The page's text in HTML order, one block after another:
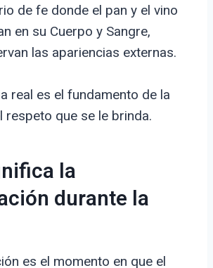
de fe donde el pan y el vino
en su Cuerpo y Sangre,
las apariencias externas.
real es el fundamento de la
respeto que se le brinda.
la
durante la
es el momento en que el